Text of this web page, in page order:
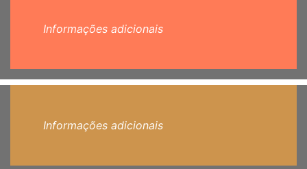
Informações adicionais
Informações adicionais